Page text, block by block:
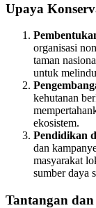
Upaya
organisasi
taman
untuk
kehutanan
ekosistem.
Pendidikan
dan
masyarakat
sumber daya
Tantangan